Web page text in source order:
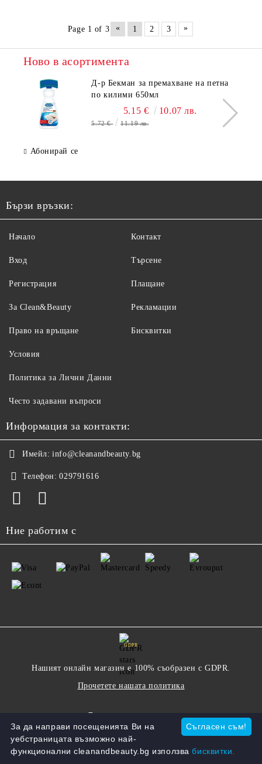
Page 1 of 3 « 1 2 3 »
Ново в асортимента
Д-р Бекман за премахване на петна
по килими 650мл
5.15 € 10.07 лв.
5.72 € 11.19 лв.
Абонирай се
Бързи връзки:
Начало
Вход
Регистрация
За Clean&Beauty
Контакт
Търсене
Плащане
Рекламации
Право на връщане
Условия
Политика за Лични Данни
Често задавани въпроси
Бисквитки
Информация за контакти:
Имейл: info@cleanandbeauty.bg
Телефон: 029791616
Ние работим с
GDPR
Нашият онлайн магазин е 100% съобразен с GDPR.
Прочетете нашата политика
Онлайн магазин от SELITON
Съгласен съм!
За да направи посещенията Ви на
уебстраницата възможно най-
функционални cleanandbeauty.bg използвабисквитки.